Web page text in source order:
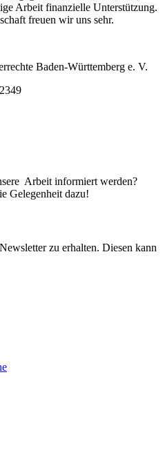
Arbeit finanzielle Unterstützung.
freuen wir uns sehr.
Baden-Württemberg e. V.
Arbeit informiert werden?
Gelegenheit dazu!
zu erhalten. Diesen kann